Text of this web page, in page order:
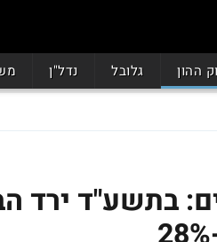
ההון גלובל נדל"ן
בתשע"ד